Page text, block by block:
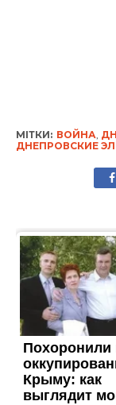
МІТКИ: ВОЙНА
ДНЕПРОВСКИЕ